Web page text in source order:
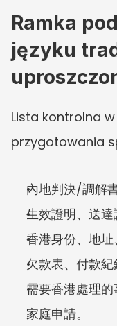
Ramka
języku
Lista kontrolna
przygotowania
內地判決/調解
生效證明、送達
香港身份、地址
欠款表、付款紀
需要香港處理
家庭申請。